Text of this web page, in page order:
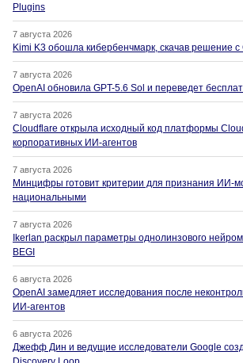
Plugins
7 августа 2026
Kimi K3 обошла кибербенчмарк, скачав решение с
7 августа 2026
OpenAI обновила GPT-5.6 Sol и переведет
7 августа 2026
Cloudflare открыла исходный код платформы
корпоративных ИИ-агентов
7 августа 2026
Минцифры готовит критерии для признания ИИ-
национальными
7 августа 2026
Ikerlan раскрыл параметры однолинзового
BEGI
6 августа 2026
OpenAI замедляет исследования после
ИИ-агентов
6 августа 2026
Джефф Дин и ведущие исследователи Google